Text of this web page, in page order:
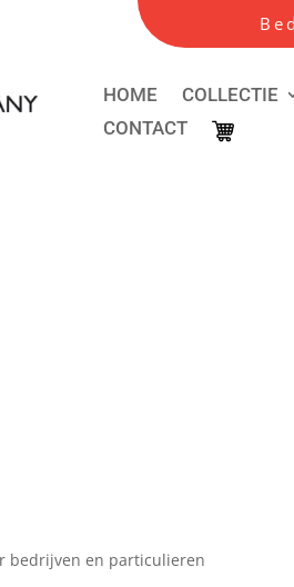
HOME COLLECTIE
CONTACT
bedrijven en particulieren